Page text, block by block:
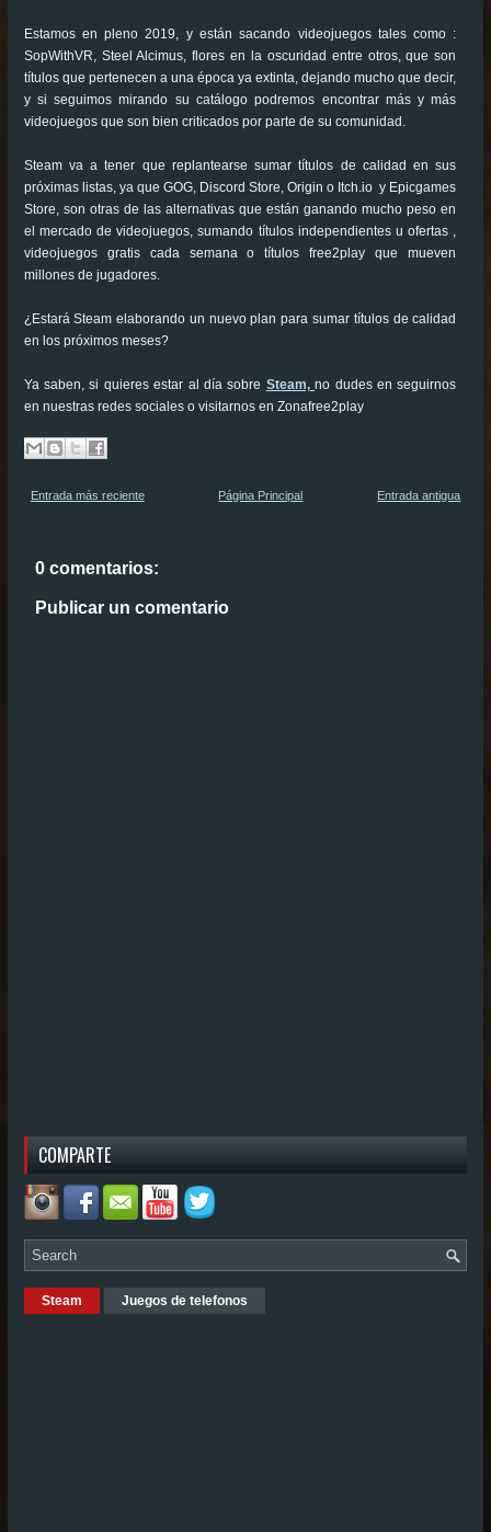
Estamos en pleno 2019, y están sacando videojuegos tales como :
SopWithVR, Steel Alcimus, flores en la oscuridad entre otros, que son
títulos que pertenecen a una época ya extinta, dejando mucho que decir,
y si seguimos mirando su catálogo podremos encontrar más y más
videojuegos que son bien criticados por parte de su comunidad.
Steam va a tener que replantearse sumar títulos de calidad en sus
próximas listas, ya que GOG, Discord Store, Origin o Itch.io y Epicgames
Store, son otras de las alternativas que están ganando mucho peso en
el mercado de videojuegos, sumando títulos independientes u ofertas ,
videojuegos gratis cada semana o títulos free2play que mueven
millones de jugadores.
¿Estará Steam elaborando un nuevo plan para sumar títulos de calidad
en los próximos meses?
Ya saben, si quieres estar al día sobre Steam,no dudes en seguirnos
en nuestras redes sociales o visitarnos en Zonafree2play
Entrada más reciente Entrada antigua
Página Principal
0 comentarios:
Publicar un comentario
COMPARTE
Steam Juegos de telefonos